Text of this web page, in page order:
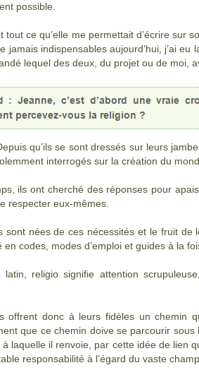
possible.
tout ce qu’elle me permettait d’écrire sur
jamais indispensables aujourd’hui, j’ai
lequel des deux, du projet ou de moi,
qu’ils se sont dressés sur leurs
interrogés sur la création du
ils ont cherché des réponses pour
respecter eux-mêmes.
sont nées de ces nécessités et le fruit de
en codes, modes d’emploi et guides à la
latin, religio signifie attention
offrent donc à leurs fidèles un chemin
que ce chemin doive se parcourir sous
laquelle il renvoie, par cette idée de lien
responsabilité à l’égard du vaste